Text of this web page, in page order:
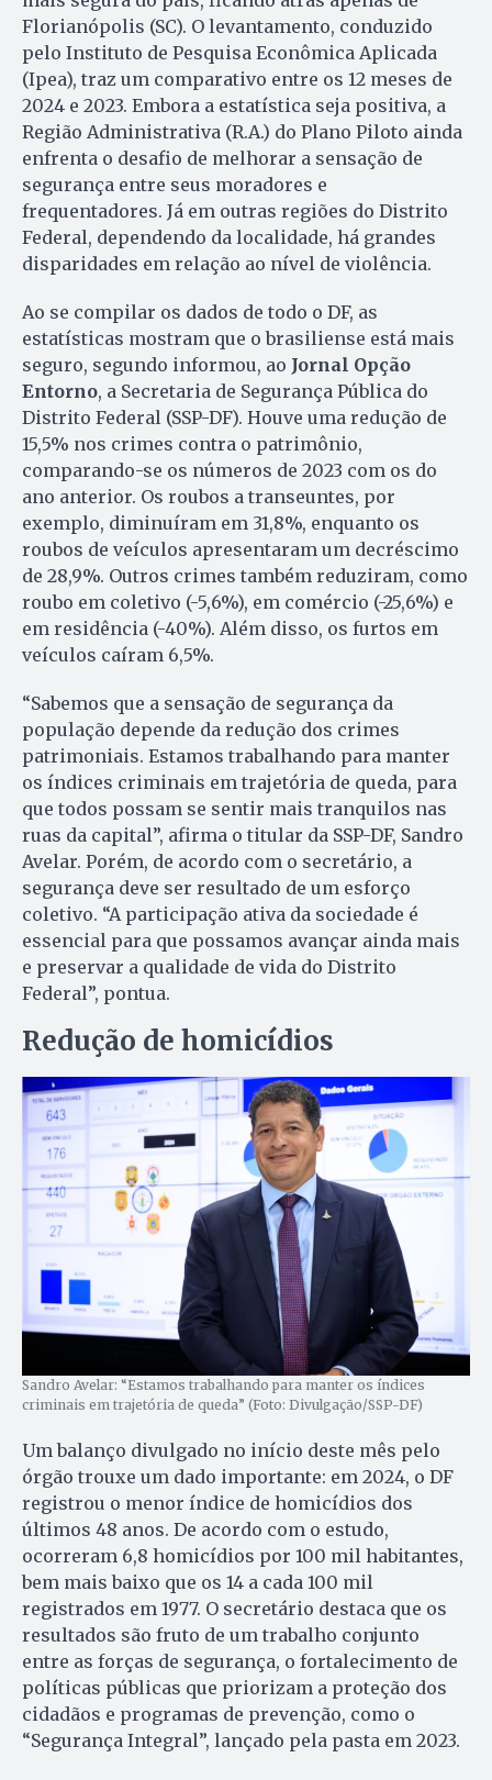
Florianópolis (SC). O levantamento, conduzido
pelo Instituto de Pesquisa Econômica Aplicada
(Ipea), traz um comparativo entre os 12 meses de
2024 e 2023. Embora a estatística seja positiva, a
Região Administrativa (R.A.) do Plano Piloto ainda
enfrenta o desafio de melhorar a sensação de
segurança entre seus moradores e
frequentadores. Já em outras regiões do Distrito
Federal, dependendo da localidade, há grandes
disparidades em relação ao nível de violência.
Ao se compilar os dados de todo o DF, as
estatísticas mostram que o brasiliense está mais
seguro, segundo informou, ao Jornal Opção
Entorno, a Secretaria de Segurança Pública do
Distrito Federal (SSP-DF). Houve uma redução de
15,5% nos crimes contra o patrimônio,
comparando-se os números de 2023 com os do
ano anterior. Os roubos a transeuntes, por
exemplo, diminuíram em 31,8%, enquanto os
roubos de veículos apresentaram um decréscimo
de 28,9%. Outros crimes também reduziram, como
roubo em coletivo (-5,6%), em comércio (-25,6%) e
em residência (-40%). Além disso, os furtos em
veículos caíram 6,5%.
“Sabemos que a sensação de segurança da
população depende da redução dos crimes
patrimoniais. Estamos trabalhando para manter
os índices criminais em trajetória de queda, para
que todos possam se sentir mais tranquilos nas
ruas da capital”, afirma o titular da SSP-DF, Sandro
Avelar. Porém, de acordo com o secretário, a
segurança deve ser resultado de um esforço
coletivo. “A participação ativa da sociedade é
essencial para que possamos avançar ainda mais
e preservar a qualidade de vida do Distrito
Federal”, pontua.
Redução de homicídios
Sandro Avelar: “Estamos trabalhando para manter os índices
criminais em trajetória de queda” (Foto: Divulgação/SSP-DF)
Um balanço divulgado no início deste mês pelo
órgão trouxe um dado importante: em 2024, o DF
registrou o menor índice de homicídios dos
últimos 48 anos. De acordo com o estudo,
ocorreram 6,8 homicídios por 100 mil habitantes,
bem mais baixo que os 14 a cada 100 mil
registrados em 1977. O secretário destaca que os
resultados são fruto de um trabalho conjunto
entre as forças de segurança, o fortalecimento de
políticas públicas que priorizam a proteção dos
cidadãos e programas de prevenção, como o
“Segurança Integral”, lançado pela pasta em 2023.